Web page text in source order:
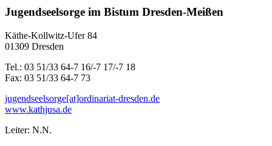
Jugendseelsorge im Bistum Dresden-Meißen
Käthe-Kollwitz-Ufer 84
01309 Dresden
Tel.: 03 51/33 64-7 16/-7 17/-7 18
Fax: 03 51/33 64-7 73
jugendseelsorge[at]ordinariat-dresden.de
www.kathjusa.de
Leiter: N.N.